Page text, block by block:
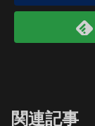
関連記事